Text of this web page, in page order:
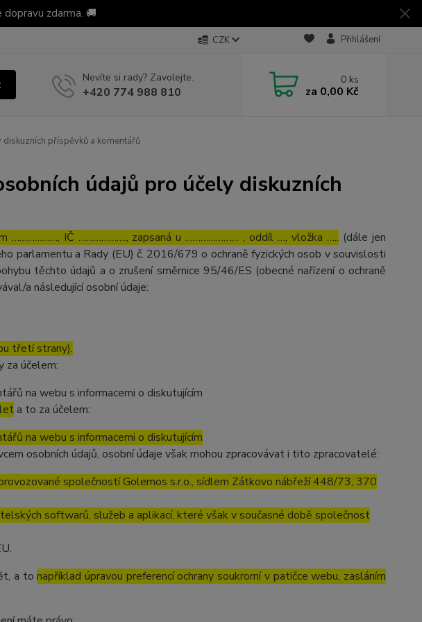
zdarma. 🚚
CZK Přihlášení
Nevíte si rady? Zavolejte.
+420 774 988 810
0 ks
za 0,00 Kč
příspěvků a komentářů
údajů pro účely diskuzních
………………, IČ ………………., zapsaná u ………………… , oddíl …, vložka ….. (dále jen
parlamentu a Rady (EU) č. 2016/679 o ochraně fyzických osob v souvislosti
těchto údajů a o zrušení směrnice 95/46/ES (obecné nařízení o ochraně
a následující osobní údaje:
třetí strany).
za účelem:
na webu s informacemi o diskutujícím
a to za účelem:
na webu s informacemi o diskutujícím
osobních údajů, osobní údaje však mohou zpracovávat i tito zpracovatelé:
společností Golemos s.r.o., sídlem Zátkovo nábřeží 448/73, 370
softwarů, služeb a aplikací, které však v současné době společnost
a tonapříklad úpravou preferencí ochrany soukromí v patičce webu, zasláním